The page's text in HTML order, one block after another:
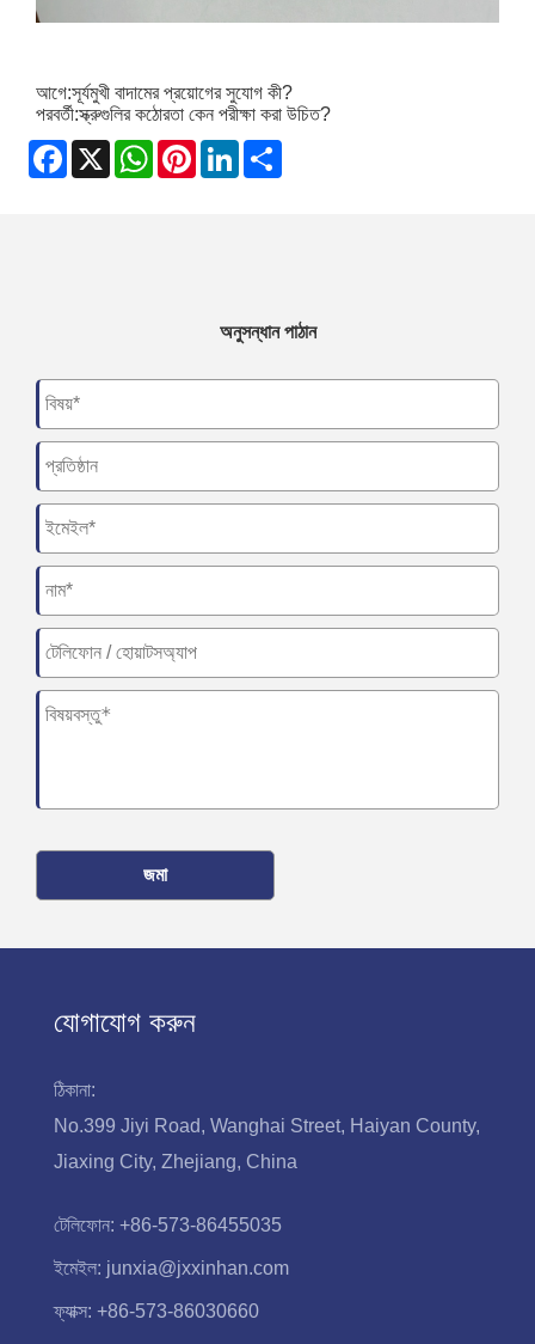
আগে:সূর্যমুখী বাদামের প্রয়োগের সুযোগ কী?
পরবর্তী:স্ক্রুগুলির কঠোরতা কেন পরীক্ষা করা উচিত?
Facebook
X WhatsApp
PinterestLinkedIn
অনুসন্ধান পাঠান
জমা
যোগাযোগ করুন
ঠিকানা:
No.399 Jiyi Road, Wanghai Street, Haiyan County,
Jiaxing City, Zhejiang, China
টেলিফোন: +86-573-86455035
ইমেইল: junxia@jxxinhan.com
ফ্যাক্স: +86-573-86030660